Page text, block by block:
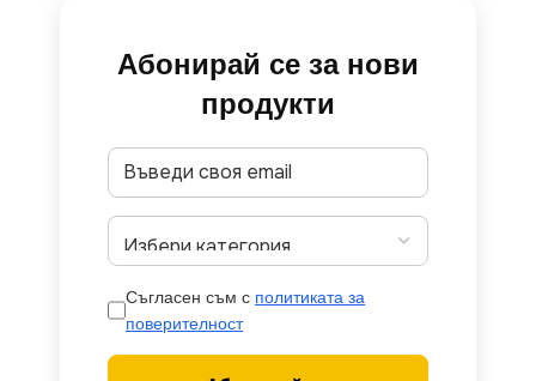
Абонирай се за нови
продукти
Съгласен съм с политиката за
поверителност